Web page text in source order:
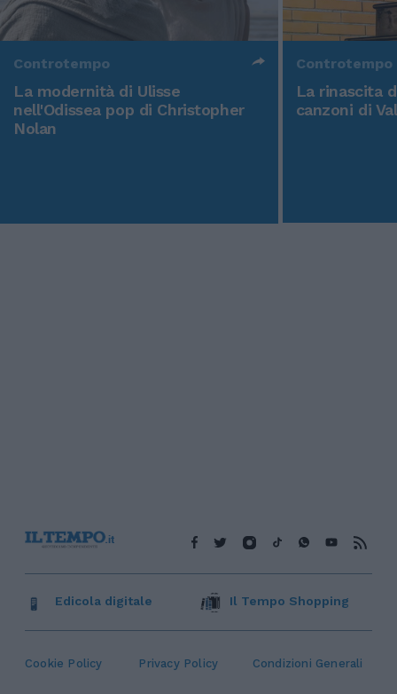
Controtempo
La modernità di Ulisse
nell'Odissea pop di Christopher
Nolan
Controtempo
La rinascita
canzoni di
Cookie Policy Privacy Policy Condizioni Generali
Edicola digitale Il Tempo Shopping